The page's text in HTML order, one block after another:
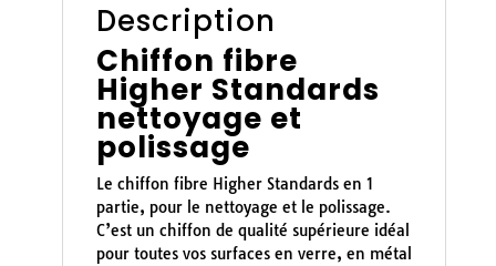
Description
Chiffon fibre
Higher Standards
nettoyage et
polissage
Le chiffon fibre Higher Standards en 1
partie, pour le nettoyage et le polissage.
C’est un chiffon de qualité supérieure idéal
pour toutes vos surfaces en verre, en métal